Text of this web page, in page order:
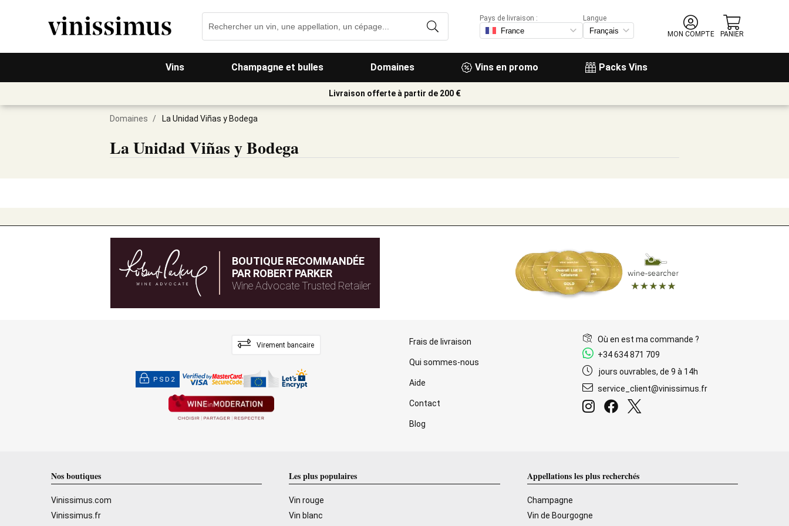
Vins Champagne et bulles Domaines Vins en promo Packs Vins
Pays de livraison :
Langue
MON COMPTE
PANIER
Livraison offerte à partir de 200 €
Domaines / La Unidad Viñas y Bodega
La Unidad Viñas y Bodega
BOUTIQUE RECOMMANDÉE
PAR ROBERT PARKER
Wine Advocate Trusted Retailer
Virement bancaire
PSD2
Frais de livraison
Qui sommes-nous
Aide
Contact
Blog
Où en est ma commande ?
+34 634 871 709
jours ouvrables, de 9 à 14h
service_client@vinissimus.fr
Nos boutiques
Vinissimus.com
Vinissimus.fr
Les plus populaires
Vin rouge
Vin blanc
Appellations les plus recherchés
Champagne
Vin de Bourgogne